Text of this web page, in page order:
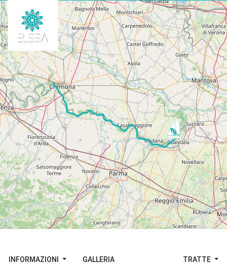
INFORMAZIONI GALLERIA TRATTE